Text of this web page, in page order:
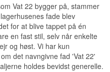
Vat 22 bygger på, stammer
fade blev
for at blive tappet på én
en fast stil, selv når enkelte
og høst. Vi har kun
det navngivne fad 'Vat 22'
holdes bevidst generelle.